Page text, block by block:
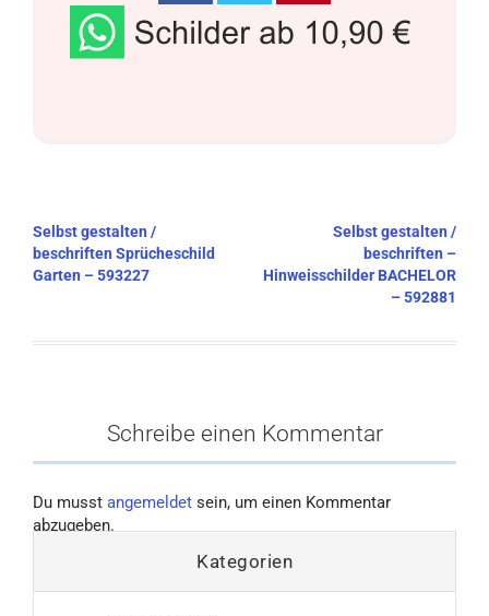
Beitragsnavigation
Selbst gestalten /
beschriften Sprücheschild
Garten – 593227
Selbst gestalten /
beschriften –
Hinweisschilder BACHELOR
– 592881
Schreibe einen Kommentar
Du musst angemeldet sein, um einen Kommentar
abzugeben.
Kategorien